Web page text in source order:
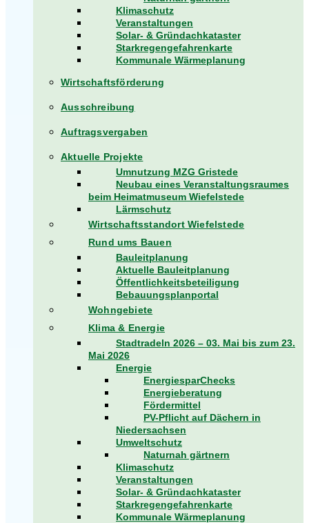
Klimaschutz
Veranstaltungen
Solar- & Gründachkataster
Starkregengefahrenkarte
Kommunale Wärmeplanung
Wirtschaftsförderung
Ausschreibung
Auftragsvergaben
Aktuelle Projekte
Umnutzung MZG Gristede
Neubau eines Veranstaltungsraumes
beim Heimatmuseum Wiefelstede
Lärmschutz
Wirtschaftsstandort Wiefelstede
Rund ums Bauen
Bauleitplanung
Aktuelle Bauleitplanung
Öffentlichkeitsbeteiligung
Bebauungsplanportal
Wohngebiete
Klima & Energie
Stadtradeln 2026 – 03. Mai bis zum 23.
Mai 2026
Energie
EnergiesparChecks
Energieberatung
Fördermittel
PV-Pflicht auf Dächern in
Niedersachsen
Umweltschutz
Naturnah gärtnern
Klimaschutz
Veranstaltungen
Solar- & Gründachkataster
Starkregengefahrenkarte
Kommunale Wärmeplanung